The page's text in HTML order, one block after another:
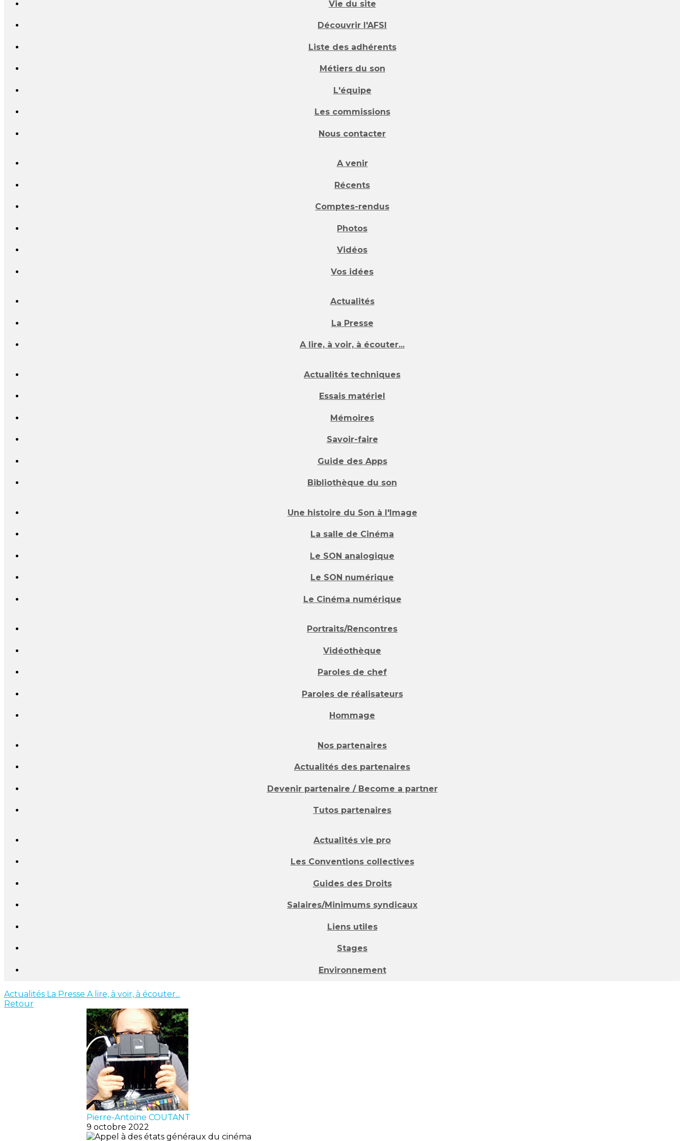
Vie du site
Découvrir l'AFSI
Liste des adhérents
Métiers du son
L'équipe
Les commissions
Nous contacter
A venir
Récents
Comptes-rendus
Photos
Vidéos
Vos idées
Actualités
La Presse
A lire, à voir, à écouter...
Actualités techniques
Essais matériel
Mémoires
Savoir-faire
Guide des Apps
Bibliothèque du son
Une histoire du Son à l'Image
La salle de Cinéma
Le SON analogique
Le SON numérique
Le Cinéma numérique
Portraits/Rencontres
Vidéothèque
Paroles de chef
Paroles de réalisateurs
Hommage
Nos partenaires
Actualités des partenaires
Devenir partenaire / Become a partner
Tutos partenaires
Actualités vie pro
Les Conventions collectives
Guides des Droits
Salaires/Minimums syndicaux
Liens utiles
Stages
Environnement
Actualités La Presse A lire, à voir, à écouter...
Retour
Pierre-Antoine COUTANT
9 octobre 2022